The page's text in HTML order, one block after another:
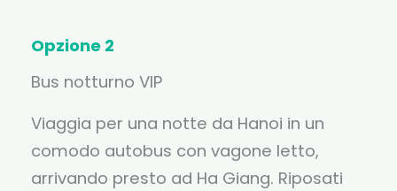
Opzione 2
Bus notturno VIP
Viaggia per una notte da Hanoi in un
comodo autobus con vagone letto,
arrivando presto ad Ha Giang. Riposati